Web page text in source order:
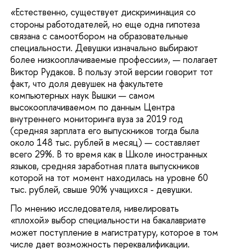
«Естественно, существует дискриминация со
стороны работодателей, но еще одна гипотеза
связана с самоотбором на образовательные
специальности. Девушки изначально выбирают
более низкооплачиваемые профессии», — полагает
Виктор Рудаков. В пользу этой версии говорит тот
факт, что доля девушек на факультете
компьютерных наук Вышки — самом
высокооплачиваемом по данным Центра
внутреннего мониторинга вуза за 2019 год
(средняя зарплата его выпускников тогда была
около 148 тыс. рублей в месяц) — составляет
всего 29%. В то время как в Школе иностранных
языков, средняя заработная плата выпускников
которой на тот момент находилась на уровне 60
тыс. рублей, свыше 90% учащихся - девушки.
По мнению исследователя, нивелировать
«плохой» выбор специальности на бакалавриате
может поступление в магистратуру, которое в том
числе дает возможность переквалификации.